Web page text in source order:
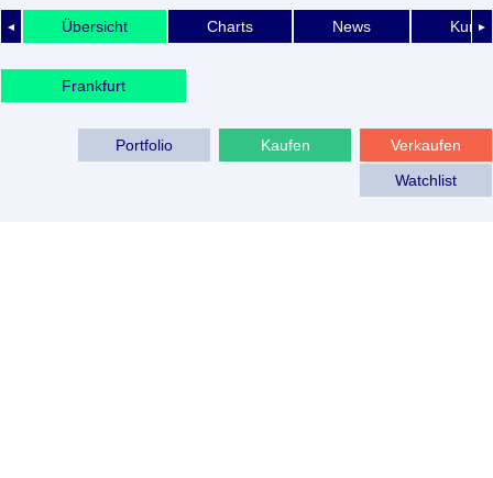
◄ ►
Übersicht Charts News
Frankfurt
Verkaufen
Kaufen
Portfolio
Watchlist